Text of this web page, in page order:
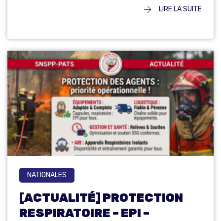
LIRE LA SUITE
NATIONALES
[ACTUALITÉ] PROTECTION
RESPIRATOIRE – EPI –